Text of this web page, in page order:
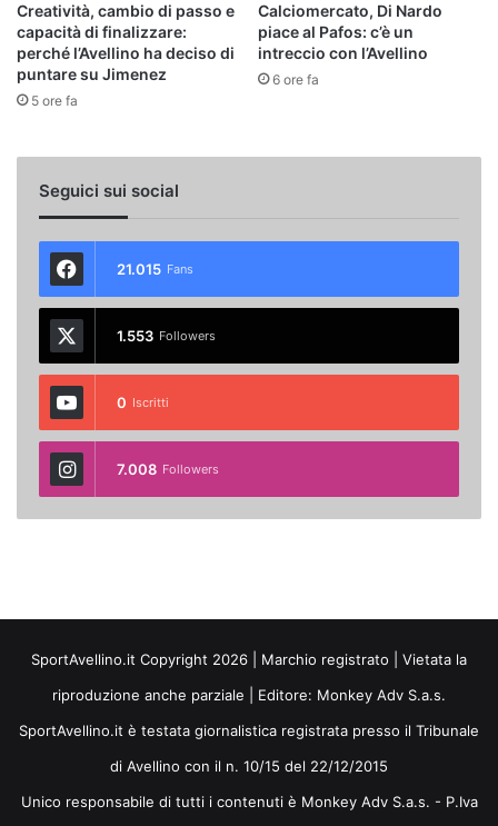
Creatività, cambio di passo e
capacità di finalizzare:
perché l’Avellino ha deciso di
puntare su Jimenez
5 ore fa
Calciomercato, Di Nardo
piace al Pafos: c’è un
intreccio con l’Avellino
6 ore fa
Seguici sui social
21.015 Fans
1.553 Followers
0 Iscritti
7.008 Followers
SportAvellino.it Copyright 2026 | Marchio registrato | Vietata la
riproduzione anche parziale | Editore: Monkey Adv S.a.s.
SportAvellino.it è testata giornalistica registrata presso il Tribunale
di Avellino con il n. 10/15 del 22/12/2015
Unico responsabile di tutti i contenuti è Monkey Adv S.a.s. - P.Iva